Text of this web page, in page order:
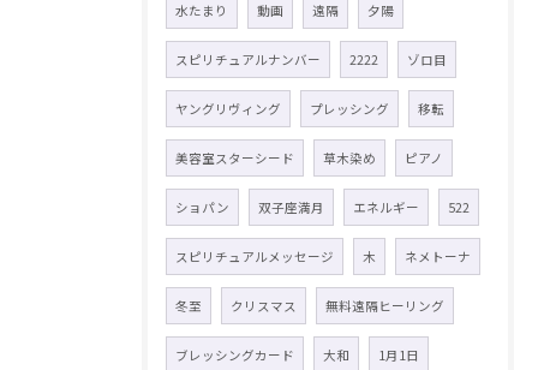
水たまり 動画 遠隔 夕陽
スピリチュアルナンバー 2222 ゾロ目
ヤングリヴィング プレッシング 移転
美容室スターシード 草木染め ピアノ
ショパン 双子座満月 エネルギー 522
スピリチュアルメッセージ 木 ネメトーナ
冬至 クリスマス 無料遠隔ヒーリング
ブレッシングカード 大和 1月1日